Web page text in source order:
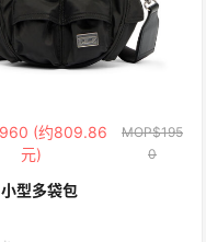
(约809.86
元)
MOP$195
0
型多袋包